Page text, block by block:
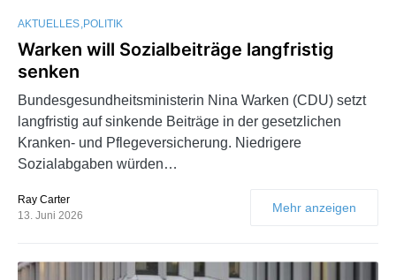
AKTUELLES POLITIK
Warken will Sozialbeiträge langfristig
senken
Bundesgesundheitsministerin Nina Warken (CDU) setzt
langfristig auf sinkende Beiträge in der gesetzlichen
Kranken- und Pflegeversicherung. Niedrigere
Sozialabgaben würden…
Ray Carter
13. Juni 2026
Mehr anzeigen